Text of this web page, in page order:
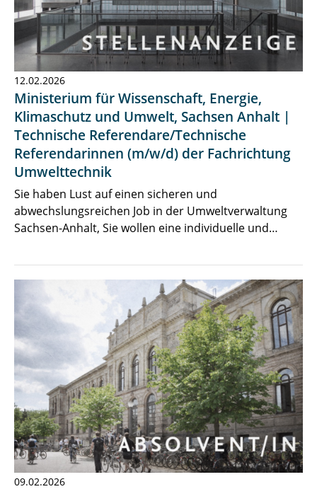
12.02.2026
Ministerium für Wissenschaft, Energie,
Klimaschutz und Umwelt, Sachsen Anhalt |
Technische Referendare/Technische
Referendarinnen (m/w/d) der Fachrichtung
Umwelttechnik
Sie haben Lust auf einen sicheren und
abwechslungsreichen Job in der Umweltverwaltung
Sachsen-Anhalt, Sie wollen eine individuelle und…
09.02.2026